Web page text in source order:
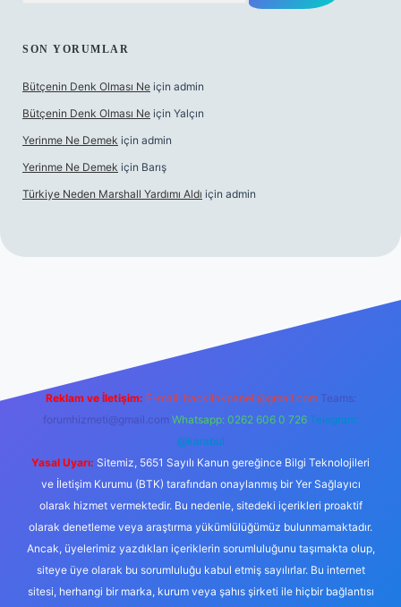
SON YORUMLAR
Bütçenin Denk Olması Ne için admin
Bütçenin Denk Olması Ne için Yalçın
Yerinme Ne Demek için admin
Yerinme Ne Demek için Barış
Türkiye Neden Marshall Yardımı Aldı için admin
hiltonbet yeni giriş
Reklam ve İletişim: E-mail: backlinkpaneli@gmail.com Teams:
forumhizmeti@gmail.com Whatsapp: 0262 606 0 726 Telegram:
@karabul
Yasal Uyarı: Sitemiz, 5651 Sayılı Kanun gereğince Bilgi Teknolojileri
ve İletişim Kurumu (BTK) tarafından onaylanmış bir Yer Sağlayıcı
olarak hizmet vermektedir. Bu nedenle, sitedeki içerikleri proaktif
olarak denetleme veya araştırma yükümlülüğümüz bulunmamaktadır.
Ancak, üyelerimiz yazdıkları içeriklerin sorumluluğunu taşımakta olup,
siteye üye olarak bu sorumluluğu kabul etmiş sayılırlar. Bu internet
sitesi, herhangi bir marka, kurum veya şahıs şirketi ile hiçbir bağlantısı